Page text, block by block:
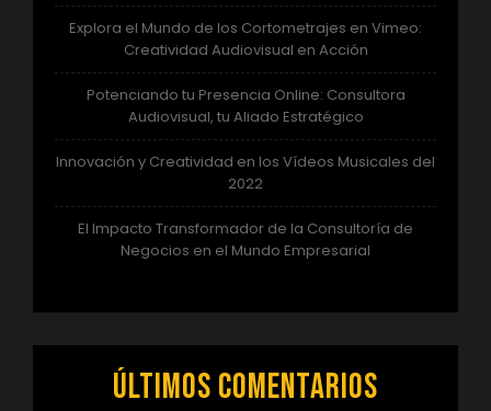
Explora el Mundo de los Cortometrajes en Vimeo:
Creatividad Audiovisual en Acción
Potenciando tu Presencia Online: Consultora
Audiovisual, tu Aliado Estratégico
Innovación y Creatividad en los Vídeos Musicales del
2022
El Impacto Transformador de la Consultoría de
Negocios en el Mundo Empresarial
Últimos comentarios